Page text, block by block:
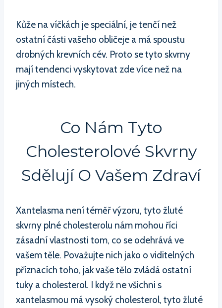
Kůže na víčkách je speciální, je tenčí než
ostatní části vašeho obličeje a má spoustu
drobných krevních cév. Proto se tyto skvrny
mají tendenci vyskytovat zde více než na
jiných místech.
Co Nám Tyto
Cholesterolové Skvrny
Sdělují O Vašem Zdraví
Xantelasma není téměř výzoru, tyto žluté
skvrny plné cholesterolu nám mohou říci
zásadní vlastnosti tom, co se odehrává ve
vašem těle. Považujte nich jako o viditelných
příznacích toho, jak vaše tělo zvládá ostatní
tuky a cholesterol. I když ne všichni s
xantelasmou má vysoký cholesterol, tyto žluté